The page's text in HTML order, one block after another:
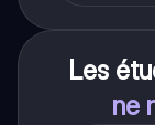
Les
ne